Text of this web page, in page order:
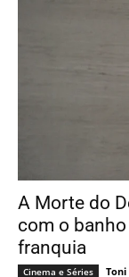
A Morte do
com o
franquia
Cinema e Séries